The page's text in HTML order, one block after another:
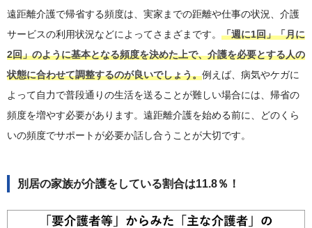
遠距離介護で帰省する頻度は、実家までの距離や仕事の状況、介護
サービスの利用状況などによってさまざまです。 「週に1回」「月に
2回」のように基本となる頻度を決めた上で、介護を必要とする人の
状態に合わせて調整するのが良いでしょう。例えば、病気やケガに
よって自力で普段通りの生活を送ることが難しい場合には、帰省の
頻度を増やす必要があります。遠距離介護を始める前に、どのくら
いの頻度でサポートが必要か話し合うことが大切です。
別居の家族が介護をしている割合は11.8％！